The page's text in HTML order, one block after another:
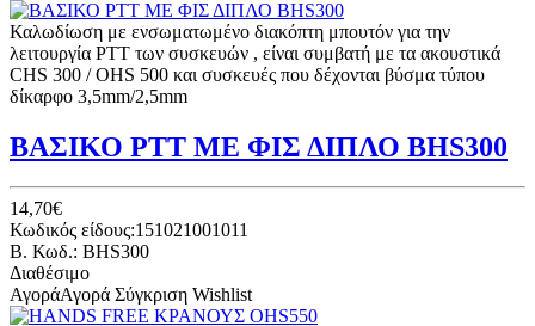
Καλωδίωση με ενσωματωμένο διακόπτη μπουτόν για την
λειτουργία PTT των συσκευών , είναι συμβατή με τα ακουστικά
CHS 300 / OHS 500 και συσκευές που δέχονται βύσμα τύπου
δίκαρφο 3,5mm/2,5mm
ΒΑΣΙΚΟ ΡΤΤ ΜΕ ΦΙΣ ΔΙΠΛΟ BHS300
14,70€
Κωδικός είδους:151021001011
B. Κωδ.: BHS300
Διαθέσιμο
ΑγοράΑγορά Σύγκριση Wishlist